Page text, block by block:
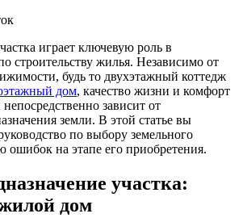
играет ключевую роль в
строительству жилья. Независимо от
будь то двухэтажный коттедж
дом, качество жизни и комфорт
зависит от
земли. В этой статье вы
по выбору земельного
ошибок на этапе его приобретения.
участка:
дом